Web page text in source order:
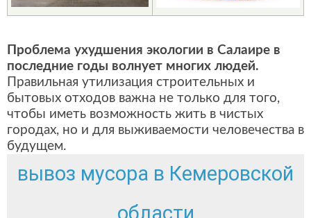
Проблема ухудшения экологии в Салаире в
последние годы волнует многих людей.
Правильная утилизация строительных и
бытовых отходов важна не только для того,
чтобы иметь возможность жить в чистых
городах, но и для выживаемости человечества в
будущем.
вывоз мусора в Кемеровской